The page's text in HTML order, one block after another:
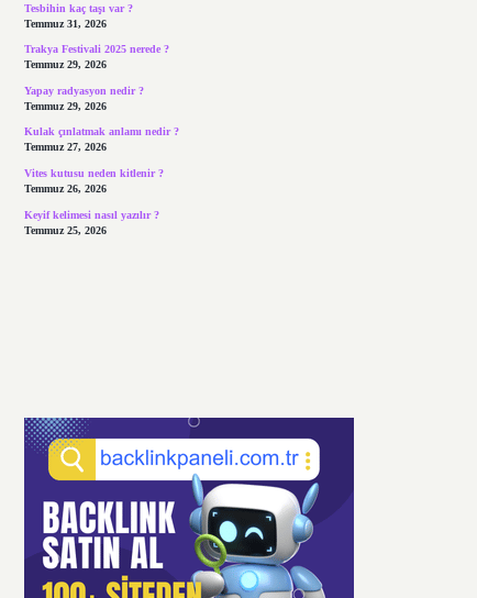
Tesbihin kaç taşı var ?
Temmuz 31, 2026
Trakya Festivali 2025 nerede ?
Temmuz 29, 2026
Yapay radyasyon nedir ?
Temmuz 29, 2026
Kulak çınlatmak anlamı nedir ?
Temmuz 27, 2026
Vites kutusu neden kitlenir ?
Temmuz 26, 2026
Keyif kelimesi nasıl yazılır ?
Temmuz 25, 2026